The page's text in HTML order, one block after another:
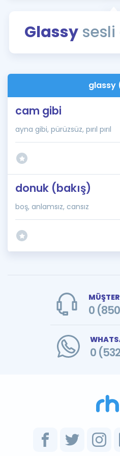
Rehberlik Aracı
ÖSYM Sınav Takvimi
Kampanyalar
Blog
Glassysesli
glassy
cam gibi
ayna gibi, pürüzsüz, pırıl pırıl
donuk (bakış)
boş, anlamsız, cansız
0
0